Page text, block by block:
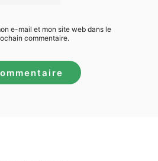
e-mail et mon site web dans le
commentaire.